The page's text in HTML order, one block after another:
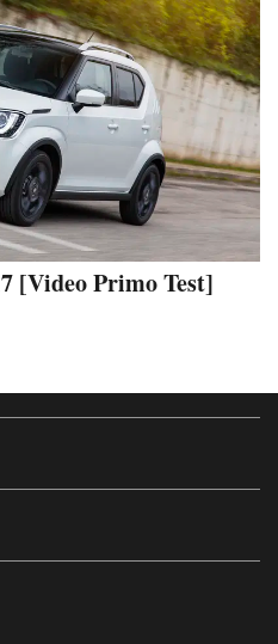
[Video Primo Test]